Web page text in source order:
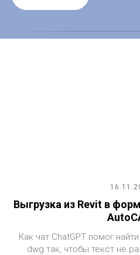
Выгрузка из Revit в
Как чат ChatGPT помог
dwg так, чтобы текст не